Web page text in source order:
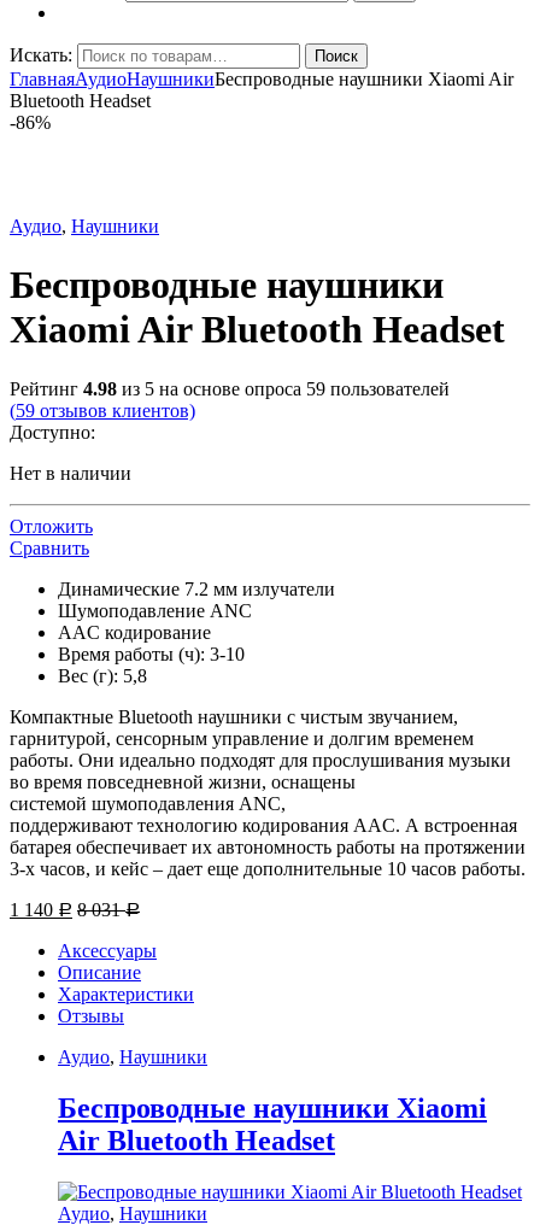
Искать: Поиск
ГлавнаяАудиоНаушникиБеспроводные наушники Xiaomi Air
Bluetooth Headset
-86%
Аудио, Наушники
Беспроводные наушники
Xiaomi Air Bluetooth Headset
Рейтинг 4.98 из 5 на основе опроса 59 пользователей
(59 отзывов клиентов)
Доступно:
Нет в наличии
Отложить
Сравнить
Динамические 7.2 мм излучатели
Шумоподавление ANC
AAC кодирование
Время работы (ч): 3-10
Вес (г): 5,8
Компактные Bluetooth наушники с чистым звучанием,
гарнитурой, сенсорным управление и долгим временем
работы. Они идеально подходят для прослушивания музыки
во время повседневной жизни, оснащены
системой шумоподавления ANC,
поддерживают технологию кодирования AAC. А встроенная
батарея обеспечивает их автономность работы на протяжении
3-х часов, и кейс – дает еще дополнительные 10 часов работы.
1 140 Р 8 031Р
Аксессуары
Описание
Характеристики
Отзывы
Аудио, Наушники
Беспроводные наушники Xiaomi
Air Bluetooth Headset
Аудио, Наушники